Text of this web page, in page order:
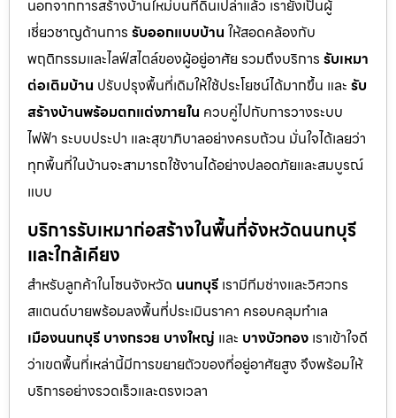
นอกจากการสร้างบ้านใหม่บนที่ดินเปล่าแล้ว เรายังเป็นผู้
เชี่ยวชาญด้านการ รับออกแบบบ้าน ให้สอดคล้องกับ
พฤติกรรมและไลฟ์สไตล์ของผู้อยู่อาศัย รวมถึงบริการ รับเหมา
ต่อเติมบ้าน ปรับปรุงพื้นที่เดิมให้ใช้ประโยชน์ได้มากขึ้น และ รับ
สร้างบ้านพร้อมตกแต่งภายใน ควบคู่ไปกับการวางระบบ
ไฟฟ้า ระบบประปา และสุขาภิบาลอย่างครบถ้วน มั่นใจได้เลยว่า
ทุกพื้นที่ในบ้านจะสามารถใช้งานได้อย่างปลอดภัยและสมบูรณ์
แบบ
บริการรับเหมาก่อสร้างในพื้นที่จังหวัดนนทบุรี
และใกล้เคียง
สำหรับลูกค้าในโซนจังหวัด นนทบุรี เรามีทีมช่างและวิศวกร
สแตนด์บายพร้อมลงพื้นที่ประเมินราคา ครอบคลุมทำเล
เมืองนนทบุรี บางกรวย บางใหญ่ และ บางบัวทอง เราเข้าใจดี
ว่าเขตพื้นที่เหล่านี้มีการขยายตัวของที่อยู่อาศัยสูง จึงพร้อมให้
บริการอย่างรวดเร็วและตรงเวลา